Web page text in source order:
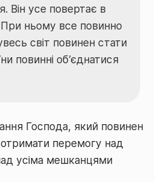
Він усе повертає в
ньому все повинно
світ повинен стати
повинні об’єднатися
Господа, який повинен
перемогу над
усіма мешканцями